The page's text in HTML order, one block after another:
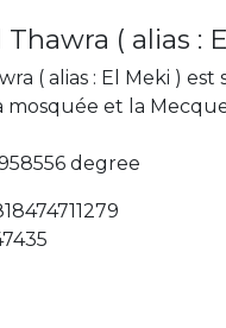
( alias :
( alias : El Meki ) est
mosquée et la
degree